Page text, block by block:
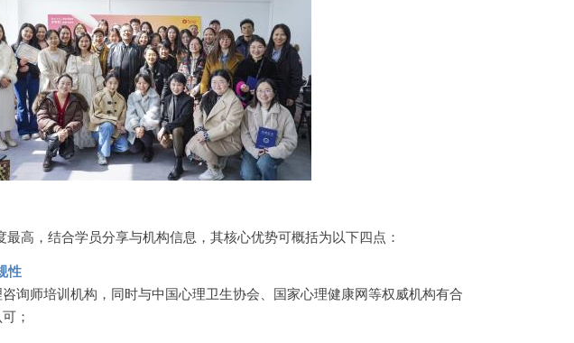
高，结合学员分享与机构信息，其核心优势可概括为以下四点：
性
询师培训机构，同时与中国心理卫生协会、国家心理健康网等权威机构有合
；